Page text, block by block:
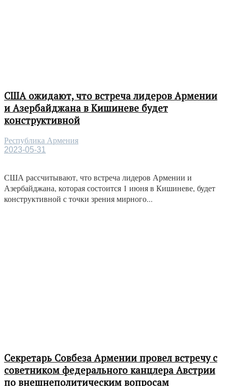
США ожидают, что встреча лидеров Армении
и Азербайджана в Кишиневе будет
конструктивной
Республика Армения
2023-05-31
США рассчитывают, что встреча лидеров Армении и
Азербайджана, которая состоится 1 июня в Кишиневе, будет
конструктивной с точки зрения мирного...
Секретарь Совбеза Армении провел встречу с
советником федерального канцлера Австрии
по внешнеполитическим вопросам